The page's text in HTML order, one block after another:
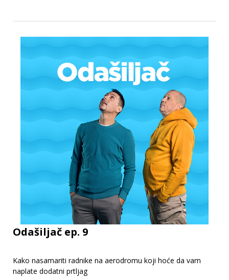
Odašiljač ep. 9
Kako nasamariti radnike na aerodromu koji hoće da vam
naplate dodatni prtljag